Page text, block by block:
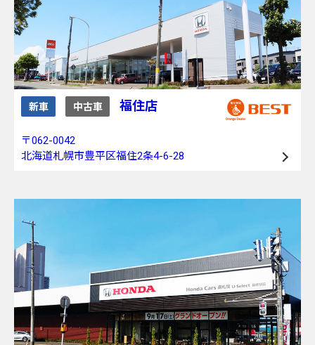
新車 中古車 福住店
〒062-0042
北海道札幌市豊平区福住2条4-6-28